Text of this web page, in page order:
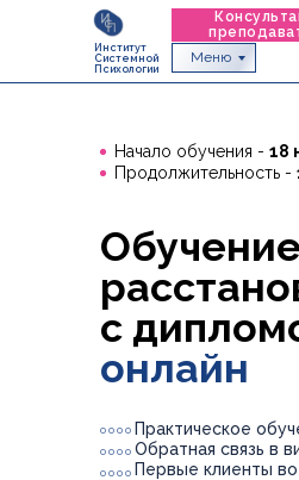
Институт
Системной
Психологии
Меню
Практическое
Обратная связь в
Первые клиенты
Продолжительность -
Начало обучения - 18
Обучение
с
онлайн